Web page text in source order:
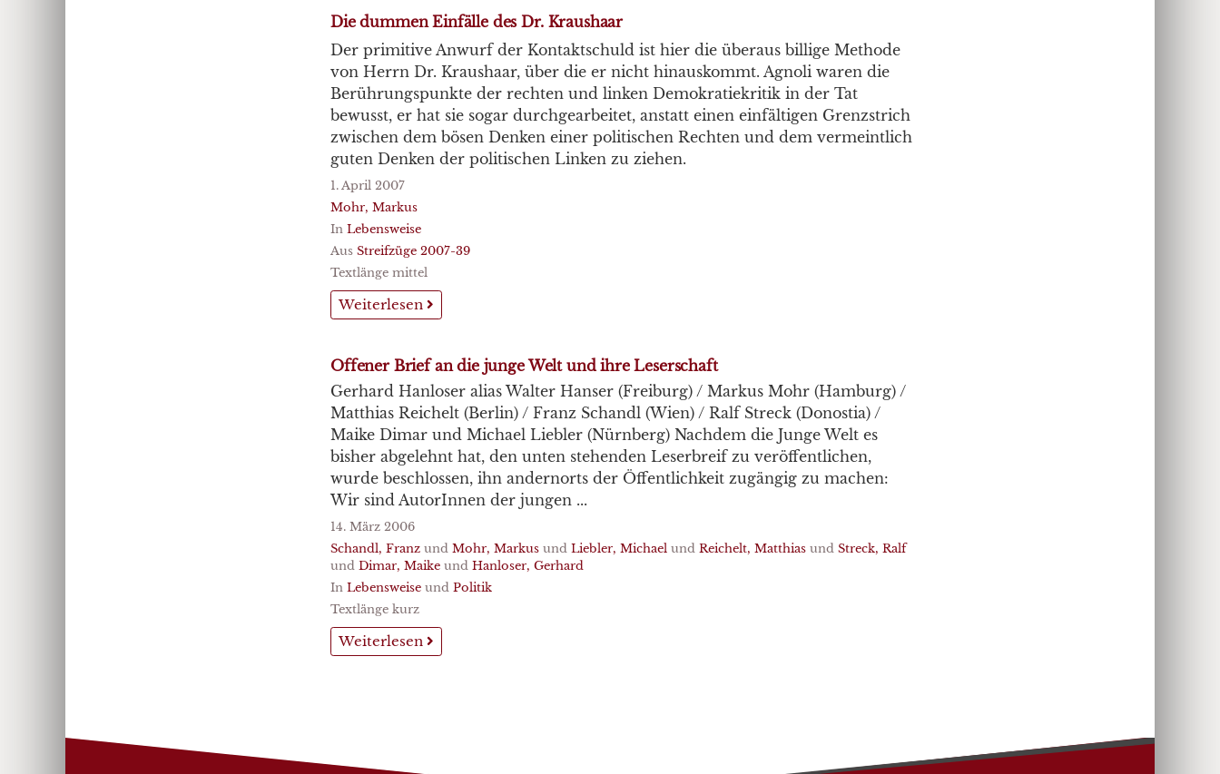
Die dummen Einfälle des Dr. Kraushaar
Der primitive Anwurf der Kontaktschuld ist hier die überaus billige Methode
von Herrn Dr. Kraushaar, über die er nicht hinauskommt. Agnoli waren die
Berührungspunkte der rechten und linken Demokratiekritik in der Tat
bewusst, er hat sie sogar durchgearbeitet, anstatt einen einfältigen Grenzstrich
zwischen dem bösen Denken einer politischen Rechten und dem vermeintlich
guten Denken der politischen Linken zu ziehen.
1. April 2007
Mohr, Markus
In Lebensweise
Aus Streifzüge 2007-39
Textlänge mittel
Weiterlesen
Offener Brief an die junge Welt und ihre Leserschaft
Gerhard Hanloser alias Walter Hanser (Freiburg) / Markus Mohr (Hamburg) /
Matthias Reichelt (Berlin) / Franz Schandl (Wien) / Ralf Streck (Donostia) /
Maike Dimar und Michael Liebler (Nürnberg) Nachdem die Junge Welt es
bisher abgelehnt hat, den unten stehenden Leserbreif zu veröffentlichen,
wurde beschlossen, ihn andernorts der Öffentlichkeit zugängig zu machen:
Wir sind AutorInnen der jungen ...
14. März 2006
Schandl, Franz und Mohr, Markus und Liebler, Michael und Reichelt, Matthias und Streck, Ralf
und Dimar, Maike und Hanloser, Gerhard
In Lebensweise und Politik
Textlänge kurz
Weiterlesen